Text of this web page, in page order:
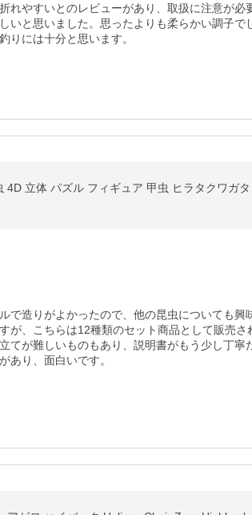
れやすいとのレビューがあり、取扱に注意が必
いと思いました。思ったよりも柔らかい調子で
りには十分と思います。
4D 立体 パズル フィギュア 甲虫 ヒラタクワガ
で造りがよかったので、他の昆虫についても興
が、こちらは12種類のセット商品として販売さ
てが難しいものもあり、説明書がもう少し丁寧
あり、面白いです。